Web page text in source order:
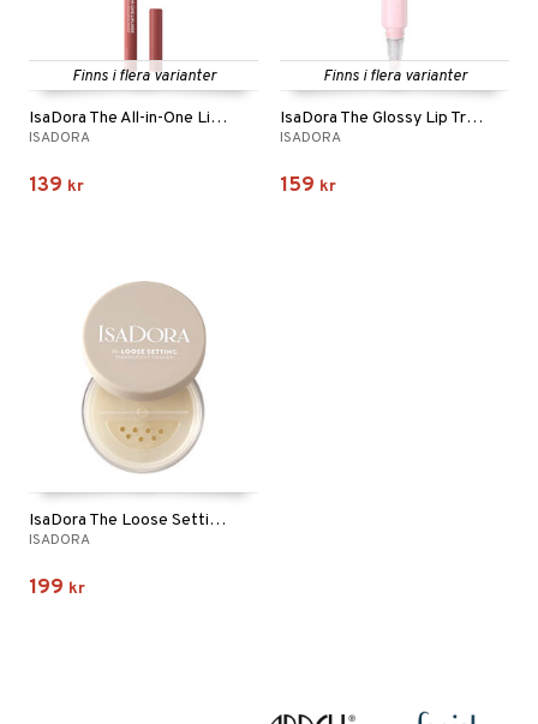
Finns i flera varianter
IsaDora The All-in-One Lipliner
ISADORA
139 kr
Finns i flera varianter
IsaDora The Glossy Lip Treat
ISADORA
159 kr
IsaDora The Loose Setting Translucent Powder
ISADORA
199 kr